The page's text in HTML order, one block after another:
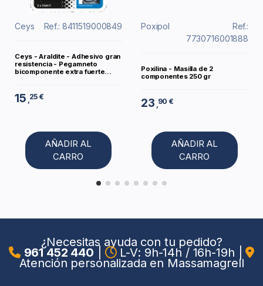
Ceys Ref.: 8411519000849
Ceys - Araldite - Adhesivo gran
resistencia - Pegamneto
bicomponente extra fuerte...
15 ,25 €
AÑADIR AL
CARRO
Poxipol
Ref.:
7730716001888
Poxilina - Masilla de 2
componentes 250 gr
23 ,90 €
AÑADIR AL
CARRO
¿Necesitas ayuda con tu pedido?
961 452 440 L-V: 9h-14h / 16h-19h
Atención personalizada en Massamagrell